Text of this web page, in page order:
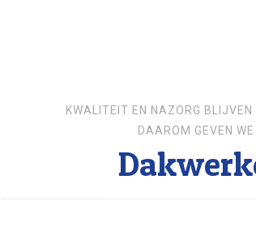
KWALITEIT EN NAZORG
DAAROM GEVEN